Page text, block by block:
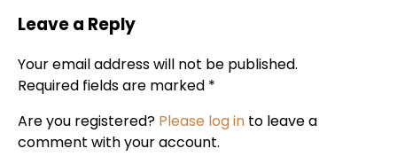
Leave a Reply
Your email address will not be published.
Required fields are marked *
Are you registered? Please log in to leave a
comment with your account.